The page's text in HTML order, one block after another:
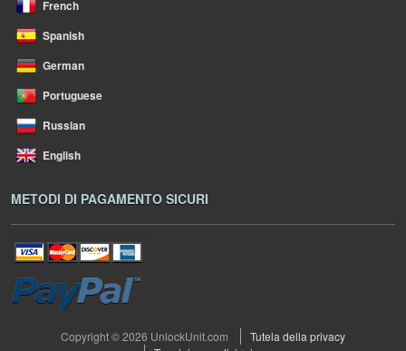
French
Spanish
German
Portuguese
Russian
English
METODI DI PAGAMENTO SICURI
Copyright © 2026 UnlockUnit.com
Tutela della privacy